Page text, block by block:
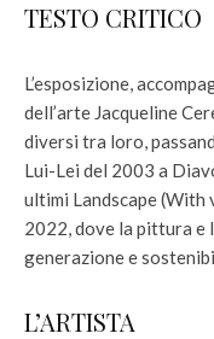
TESTO CRITICO
L’esposizione,
dell’arte Jacqueline
diversi tra loro,
Lui-Lei del 2003 a
ultimi Landscape (With
2022, dove la pittura e
generazione e
L’ARTISTA